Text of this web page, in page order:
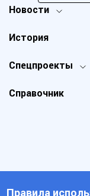
Новости
Спецпроекты
История
Справочник
Правила